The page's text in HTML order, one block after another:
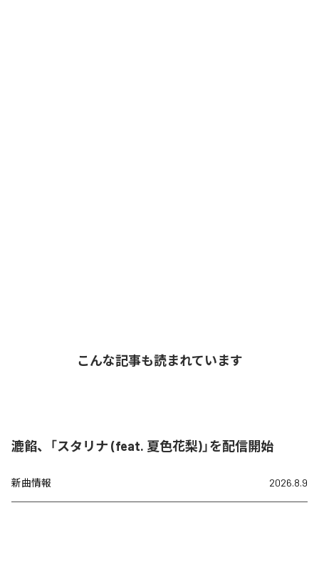
こんな記事も読まれています
漉餡、「スタリナ (feat. 夏色花梨)」を配信開始
新曲情報 2026.8.9